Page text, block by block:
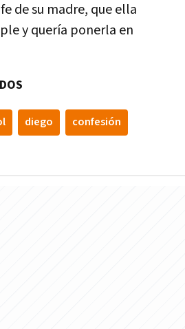
de su madre, que ella
y quería ponerla en
diego confesión